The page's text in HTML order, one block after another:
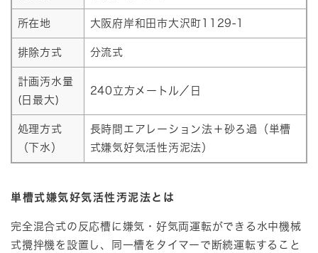
所在地 大阪府岸和田市大沢町1129-1
排除方式 分流式
計画汚水量
(日最大)
240立方メートル／日
処理方式
（下水）
長時間エアレーション法＋砂ろ過（単槽
式嫌気好気活性汚泥法）
単槽式嫌気好気活性汚泥法とは
完全混合式の反応槽に嫌気・好気両運転ができる水中機械
式攪拌機を設置し、同一槽をタイマーで断続運転すること